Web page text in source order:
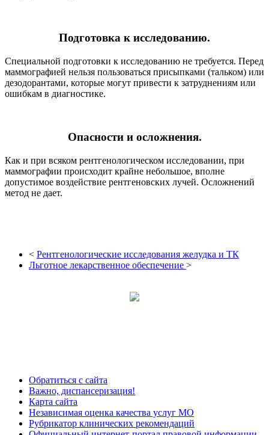
Подготовка к исследованию.
Специальной подготовки к исследованию не требуется. Перед
маммографией нельзя пользоваться присыпками (тальком) или
дезодорантами, которые могут привести к затруднениям или
ошибкам в диагностике.
Опасности и осложнения.
Как и при всяком рентгенологическом исследовании, при
маммографии происходит крайне небольшое, вполне
допустимое воздействие рентгеновских лучей. Осложнений
метод не дает.
< Рентгенологические исследования желудка и ТК
Льготное лекарственное обеспечение >
Обратиться с сайта
Важно, диспансеризация!
Карта сайта
Независимая оценка качества услуг МО
Рубрикатор клинических рекомендаций